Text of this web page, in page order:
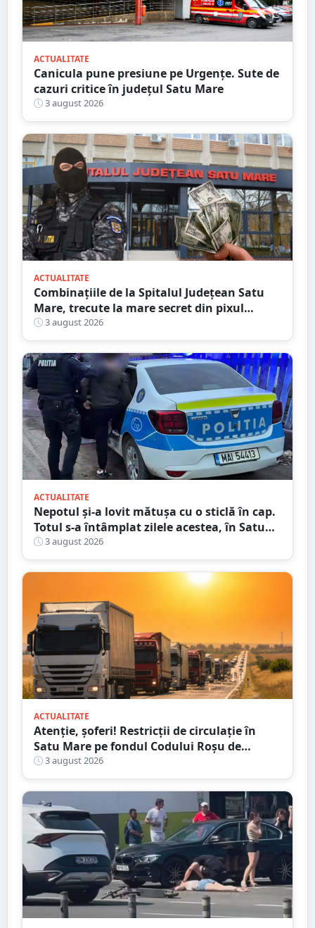
ACTUALITATE
Canicula pune presiune pe Urgențe. Sute de
cazuri critice în județul Satu Mare
3 august 2026
ACTUALITATE
Combinațiile de la Spitalul Județean Satu
Mare, trecute la mare secret din pixul
ministrului
3 august 2026
ACTUALITATE
Nepotul și-a lovit mătușa cu o sticlă în cap.
Totul s-a întâmplat zilele acestea, în Satu
Mare
3 august 2026
ACTUALITATE
Atenție, șoferi! Restricții de circulație în
Satu Mare pe fondul Codului Roșu de
caniculă
3 august 2026